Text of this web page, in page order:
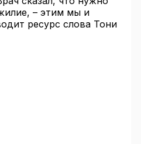
– этим мы и
ресурс слова Тони